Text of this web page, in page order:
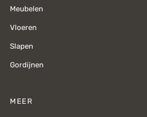
Meubelen
Vloeren
Slapen
Gordijnen
MEER